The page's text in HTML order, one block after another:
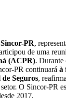
Sincor-PR,
de uma
(ACPR). Durante
PR continuará à
Seguros,
O Sincor-PR
2017.